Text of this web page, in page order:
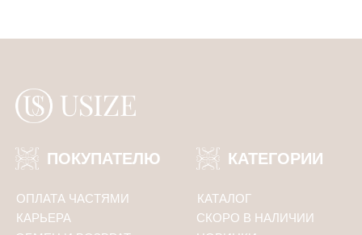
Политика конфиденциальности
ПОДПИСАТЬСЯ
Юридический адрес:
192102, Санкт-Петербург, ул. Грузинская 15